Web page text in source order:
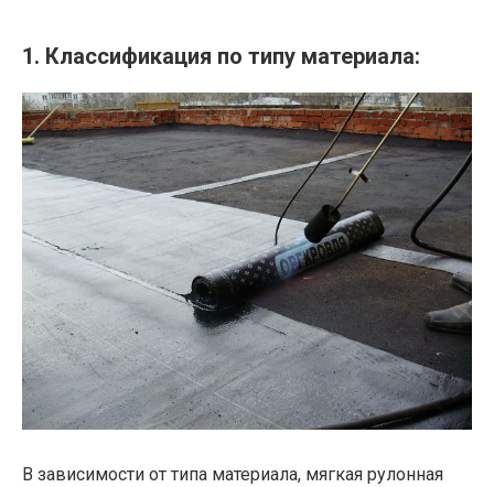
1. Классификация по типу материала:
В зависимости от типа материала, мягкая рулонная